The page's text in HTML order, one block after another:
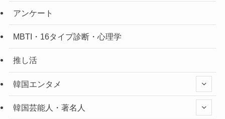
アンケート
MBTI・16タイプ診断・心理学
推し活
韓国エンタメ
韓国芸能人・著名人